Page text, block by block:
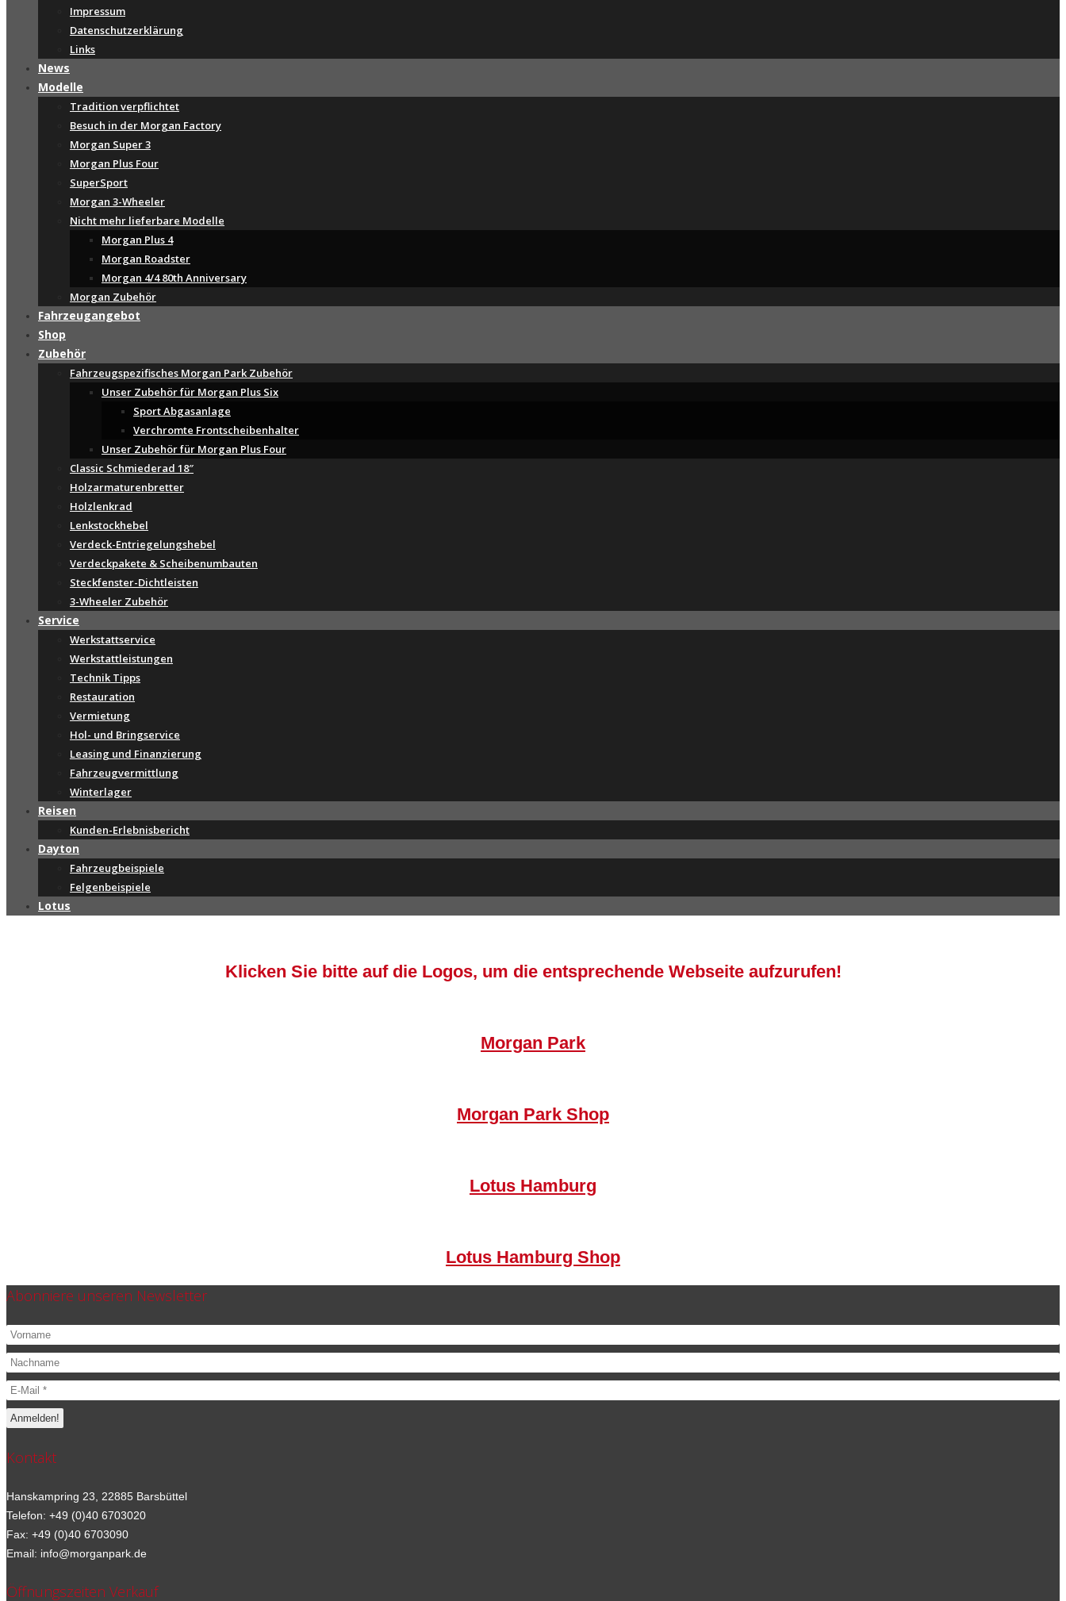
Impressum
Datenschutzerklärung
Links
News
Modelle
Tradition verpflichtet
Besuch in der Morgan Factory
Morgan Super 3
Morgan Plus Four
SuperSport
Morgan 3-Wheeler
Nicht mehr lieferbare Modelle
Morgan Plus 4
Morgan Roadster
Morgan 4/4 80th Anniversary
Morgan Zubehör
Fahrzeugangebot
Shop
Zubehör
Fahrzeugspezifisches Morgan Park Zubehör
Unser Zubehör für Morgan Plus Six
Sport Abgasanlage
Verchromte Frontscheibenhalter
Unser Zubehör für Morgan Plus Four
Classic Schmiederad 18″
Holzarmaturenbretter
Holzlenkrad
Lenkstockhebel
Verdeck-Entriegelungshebel
Verdeckpakete & Scheibenumbauten
Steckfenster-Dichtleisten
3-Wheeler Zubehör
Service
Werkstattservice
Werkstattleistungen
Technik Tipps
Restauration
Vermietung
Hol- und Bringservice
Leasing und Finanzierung
Fahrzeugvermittlung
Winterlager
Reisen
Kunden-Erlebnisbericht
Dayton
Fahrzeugbeispiele
Felgenbeispiele
Lotus
Klicken Sie bitte auf die Logos, um die entsprechende Webseite aufzurufen!
Morgan Park
Morgan Park Shop
Lotus Hamburg
Lotus Hamburg Shop
Abonniere unseren Newsletter
Kontakt
Hanskampring 23, 22885 Barsbüttel
Telefon: +49 (0)40 6703020
Fax: +49 (0)40 6703090
Email: info@morganpark.de
Öffnungszeiten Verkauf